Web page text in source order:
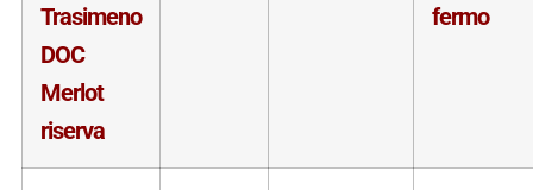
Trasimeno
DOC
Merlot
riserva
fermo